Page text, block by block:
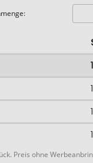
Preis ohne